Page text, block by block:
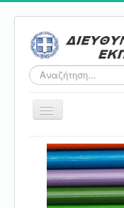
Αναζήτηση...
Εναλλαγή
Αρχική
ΔΠΕ
Τμήμα Α'